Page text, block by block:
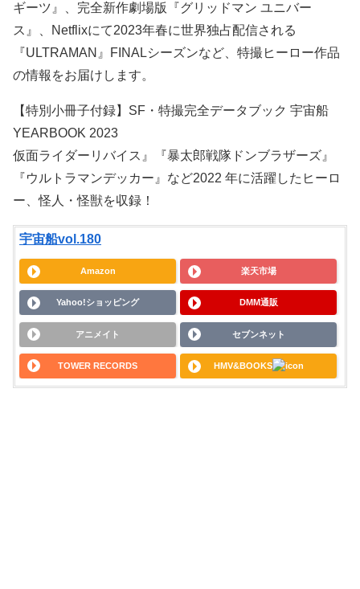
ギーツ』、完全新作劇場版『グリッドマン ユニバー
ス』、Netflixにて2023年春に世界独占配信される
『ULTRAMAN』FINALシーズンなど、特撮ヒーロー作品
の情報をお届けします。
【特別小冊子付録】SF・特撮完全データブック 宇宙船
YEARBOOK 2023
仮面ライダーリバイス』『暴太郎戦隊ドンブラザーズ』
『ウルトラマンデッカー』など2022 年に活躍したヒーロ
ー、怪人・怪獣を収録！
宇宙船vol.180
Amazon 楽天市場
Yahoo!ショッピング DMM通販
アニメイト セブンネット
TOWER RECORDS HMV&BOOKS